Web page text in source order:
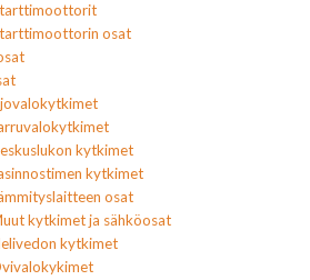
osat
kytkimet
kytkimet
osat
kytkimet ja sähköosat
kytkimet